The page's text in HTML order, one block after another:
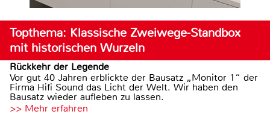
Topthema: Klassische Zweiwege-Standbox
mit historischen Wurzeln
Rückkehr der Legende
Vor gut 40 Jahren erblickte der Bausatz „Monitor 1“ der
Firma Hifi Sound das Licht der Welt. Wir haben den
Bausatz wieder aufleben zu lassen.
>> Mehr erfahren